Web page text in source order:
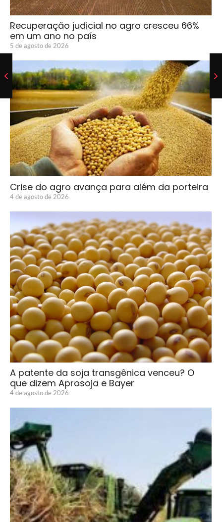
Recuperação judicial no agro cresceu 66%
em um ano no país
5 de agosto de 2026
Crise do agro avança para além da porteira
4 de agosto de 2026
A patente da soja transgênica venceu? O
que dizem Aprosoja e Bayer
4 de agosto de 2026